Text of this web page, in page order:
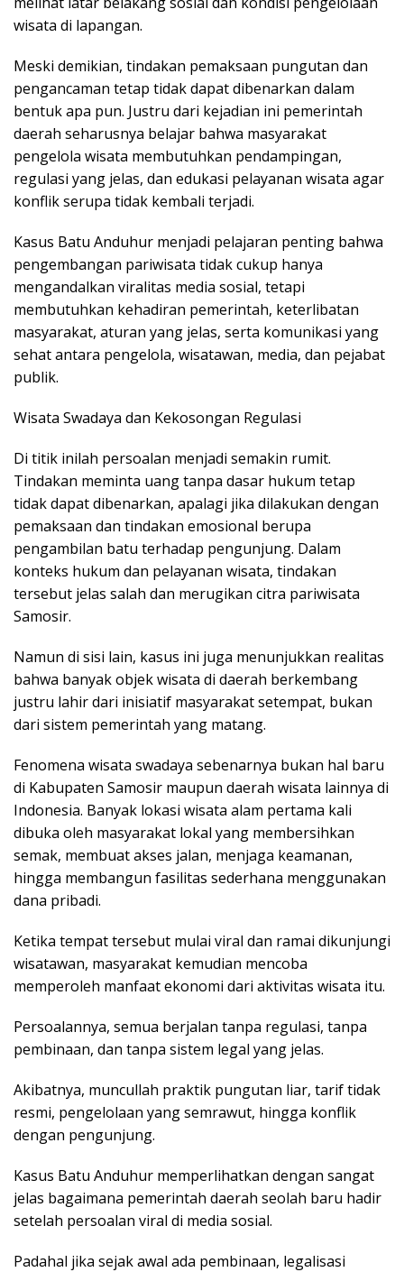
wisata di lapangan.
Meski demikian, tindakan pemaksaan pungutan dan
pengancaman tetap tidak dapat dibenarkan dalam
bentuk apa pun. Justru dari kejadian ini pemerintah
daerah seharusnya belajar bahwa masyarakat
pengelola wisata membutuhkan pendampingan,
regulasi yang jelas, dan edukasi pelayanan wisata agar
konflik serupa tidak kembali terjadi.
Kasus Batu Anduhur menjadi pelajaran penting bahwa
pengembangan pariwisata tidak cukup hanya
mengandalkan viralitas media sosial, tetapi
membutuhkan kehadiran pemerintah, keterlibatan
masyarakat, aturan yang jelas, serta komunikasi yang
sehat antara pengelola, wisatawan, media, dan pejabat
publik.
Wisata Swadaya dan Kekosongan Regulasi
Di titik inilah persoalan menjadi semakin rumit.
Tindakan meminta uang tanpa dasar hukum tetap
tidak dapat dibenarkan, apalagi jika dilakukan dengan
pemaksaan dan tindakan emosional berupa
pengambilan batu terhadap pengunjung. Dalam
konteks hukum dan pelayanan wisata, tindakan
tersebut jelas salah dan merugikan citra pariwisata
Samosir.
Namun di sisi lain, kasus ini juga menunjukkan realitas
bahwa banyak objek wisata di daerah berkembang
justru lahir dari inisiatif masyarakat setempat, bukan
dari sistem pemerintah yang matang.
Fenomena wisata swadaya sebenarnya bukan hal baru
di Kabupaten Samosir maupun daerah wisata lainnya di
Indonesia. Banyak lokasi wisata alam pertama kali
dibuka oleh masyarakat lokal yang membersihkan
semak, membuat akses jalan, menjaga keamanan,
hingga membangun fasilitas sederhana menggunakan
dana pribadi.
Ketika tempat tersebut mulai viral dan ramai dikunjungi
wisatawan, masyarakat kemudian mencoba
memperoleh manfaat ekonomi dari aktivitas wisata itu.
Persoalannya, semua berjalan tanpa regulasi, tanpa
pembinaan, dan tanpa sistem legal yang jelas.
Akibatnya, muncullah praktik pungutan liar, tarif tidak
resmi, pengelolaan yang semrawut, hingga konflik
dengan pengunjung.
Kasus Batu Anduhur memperlihatkan dengan sangat
jelas bagaimana pemerintah daerah seolah baru hadir
setelah persoalan viral di media sosial.
Padahal jika sejak awal ada pembinaan, legalisasi